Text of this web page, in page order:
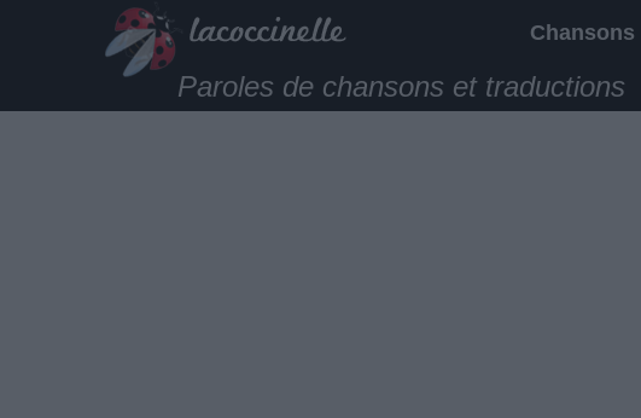
Chansons
Paroles de chansons et traductions